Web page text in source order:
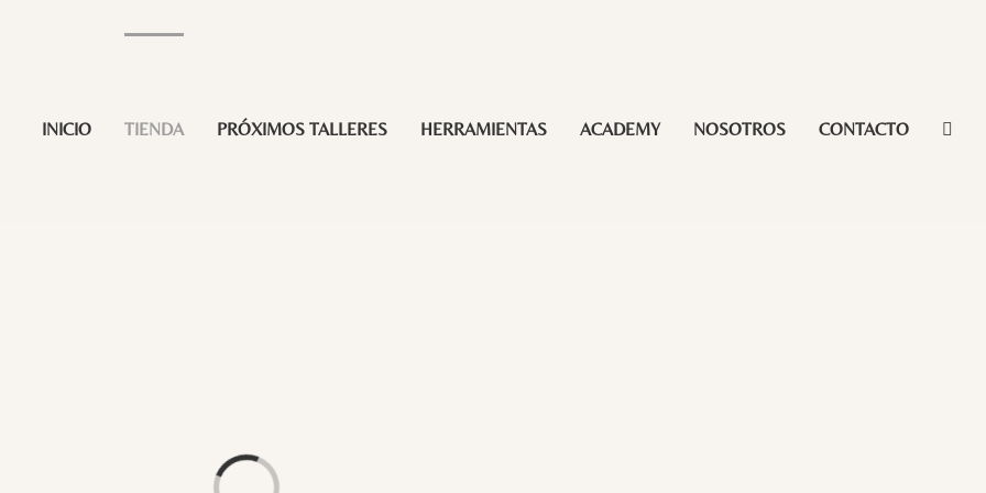
INICIO TIENDA PRÓXIMOS TALLERES HERRAMIENTAS ACADEMY NOSOTROS CONTACTO
Loading...